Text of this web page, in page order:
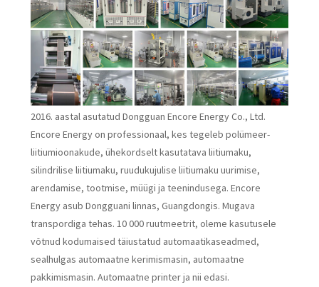
2016. aastal asutatud Dongguan Encore Energy Co., Ltd.
Encore Energy on professionaal, kes tegeleb polümeer-
liitiumioonakude, ühekordselt kasutatava liitiumaku,
silindrilise liitiumaku, ruudukujulise liitiumaku uurimise,
arendamise, tootmise, müügi ja teenindusega. Encore
Energy asub Dongguani linnas, Guangdongis. Mugava
transpordiga tehas. 10 000 ruutmeetrit, oleme kasutusele
võtnud kodumaised täiustatud automaatikaseadmed,
sealhulgas automaatne kerimismasin, automaatne
pakkimismasin. Automaatne printer ja nii edasi.